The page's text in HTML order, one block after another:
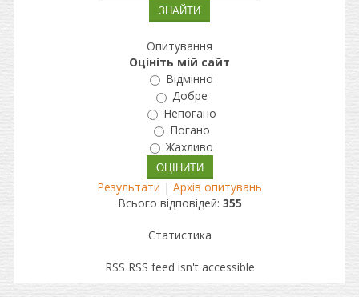
Опитування
Оцініть мій сайт
Відмінно
Добре
Непогано
Погано
Жахливо
Результати | Архів опитувань
Всього відповідей: 355
Статистика
RSS RSS feed isn't accessible